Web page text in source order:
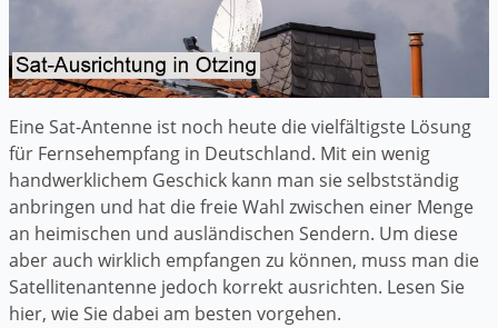
Eine Sat-Antenne ist noch heute die vielfältigste Lösung
für Fernsehempfang in Deutschland. Mit ein wenig
handwerklichem Geschick kann man sie selbstständig
anbringen und hat die freie Wahl zwischen einer Menge
an heimischen und ausländischen Sendern. Um diese
aber auch wirklich empfangen zu können, muss man die
Satellitenantenne jedoch korrekt ausrichten. Lesen Sie
hier, wie Sie dabei am besten vorgehen.